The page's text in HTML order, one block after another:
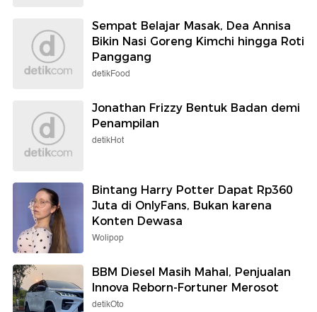
Sempat Belajar Masak, Dea Annisa
Bikin Nasi Goreng Kimchi hingga Roti
Panggang
detikFood
Jonathan Frizzy Bentuk Badan demi
Penampilan
detikHot
Bintang Harry Potter Dapat Rp360
Juta di OnlyFans, Bukan karena
Konten Dewasa
Wolipop
BBM Diesel Masih Mahal, Penjualan
Innova Reborn-Fortuner Merosot
detikOto